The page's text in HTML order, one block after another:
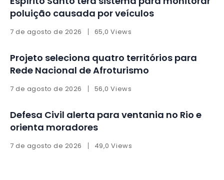
poluição causada por veículos
7 de agosto de 2026 65,0 Views
Projeto seleciona quatro territórios para
Rede Nacional de Afroturismo
7 de agosto de 2026 56,0 Views
Defesa Civil alerta para ventania no Rio e
orienta moradores
7 de agosto de 2026 49,0 Views